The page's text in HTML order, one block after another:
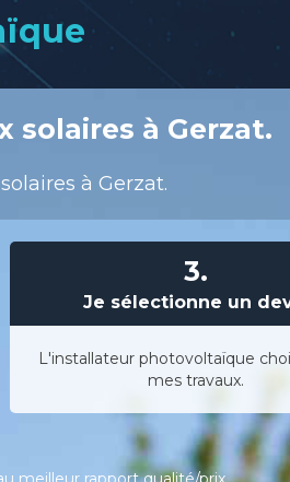
solaires à Gerzat.
à Gerzat.
3.
Je sélectionne un
L'installateur photovoltaïque
mes travaux.